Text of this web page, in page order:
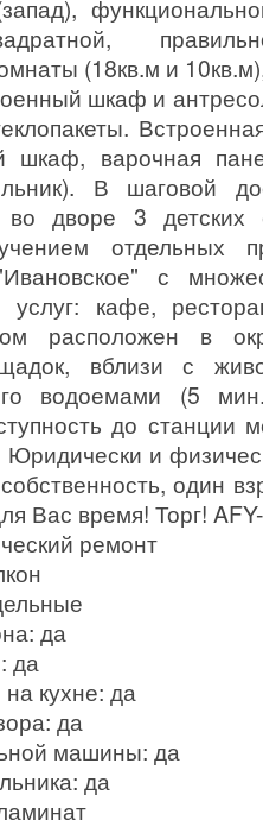
(18кв.м и
шкаф и
шкаф, варочная
В шаговой
во дворе 3
отдельных
с
кафе,
расположен в
вблизи с
водоемами (5
до станции
и
один
Вас время! Торг!
ремонт
да
да
кухне: да
да
машины: да
да